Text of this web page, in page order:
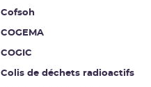
Cofsoh
COGEMA
COGIC
Colis de déchets radioactifs